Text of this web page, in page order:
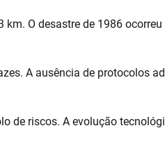
O desastre de 1986
A ausência de protocolos
de riscos. A evolução